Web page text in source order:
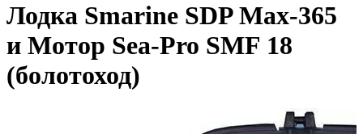
Лодка Smarine SDP Max-365
и Мотор Sea-Pro SMF 18
(болотоход)